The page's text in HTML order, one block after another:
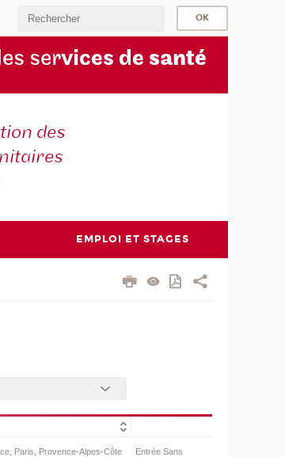
services de santé
des
EMPLOI ET STAGES
Paris, Provence-Alpes-Côte
Entrée Sans